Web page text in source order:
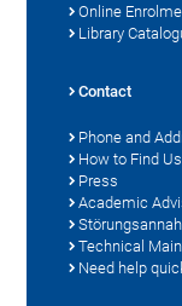
Online
Library
Contact
Phone and
How to Find Us
Press
Academic
Technical
Need help